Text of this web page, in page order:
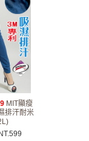
MIT顯瘦
排汗耐米
599